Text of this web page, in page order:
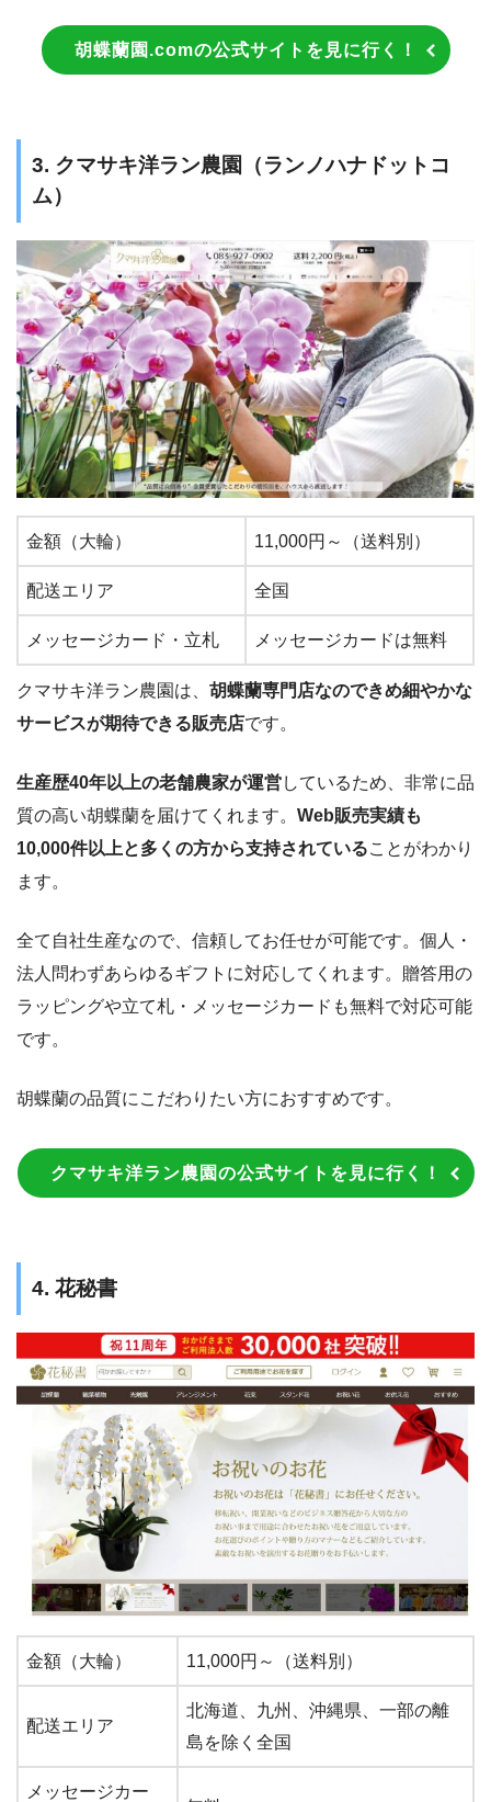
胡蝶蘭園.comの公式サイトを見に行く！
3. クマサキ洋ラン農園（ランノハナドットコ
ム）
金額（大輪） 11,000円～（送料別）
配送エリア 全国
メッセージカード・立札 メッセージカードは無料
クマサキ洋ラン農園は、 胡蝶蘭専門店なのできめ細やかな
サービスが期待できる販売店です。
生産歴40年以上の老舗農家が運営しているため、非常に品
質の高い胡蝶蘭を届けてくれます。 Web販売実績も
10,000件以上と多くの方から支持されていることがわかり
ます。
全て自社生産なので、信頼してお任せが可能です。個人・
法人問わずあらゆるギフトに対応してくれます。贈答用の
ラッピングや立て札・メッセージカードも無料で対応可能
です。
胡蝶蘭の品質にこだわりたい方におすすめです。
クマサキ洋ラン農園の公式サイトを見に行く！
4. 花秘書
金額（大輪） 11,000円～（送料別）
配送エリア
北海道、九州、沖縄県、一部の離
島を除く全国
メッセージカー